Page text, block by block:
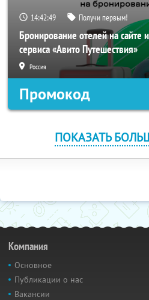
14:42:48 Получи первым!
Бронирование отелей на сайте
сервиса «Авито Путешествия»
Россия
Промокод
ПОКАЗАТЬ
Компания
Основное
Публикации о нас
Вакансии